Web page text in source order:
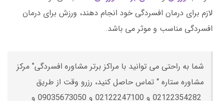
لازم برای درمان افسردگی خود انجام دهند، ورزش برای درمان
افسردگی مناسب و موثر می باشد.
شما به راحتی می توانید با مراکز برتر مشاوره افسردگی" مرکز
مشاوره ستاره " تماس حاصل کنید، رزرو وقت از طریق
02122354282 و 02122247100 و 09035673050 و